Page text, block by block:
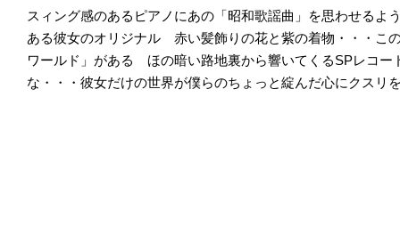
スィング感のあるピアノにあの「昭和歌謡曲」を思わせるよ
ある彼女のオリジナル 赤い髪飾りの花と紫の着物・・・こ
ワールド」がある ほの暗い路地裏から響いてくるSPレコー
な・・・彼女だけの世界が僕らのちょっと綻んだ心にクスリ